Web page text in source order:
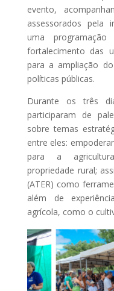
evento,
assessorados pela
uma
fortalecimento das
para a ampliação
políticas públicas.
Durante os três
participaram de
sobre temas
entre eles:
para a
propriedade rural;
(ATER) como
além de
agrícola, como o